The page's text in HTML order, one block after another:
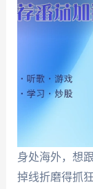
身处海外，想
掉线折磨得抓